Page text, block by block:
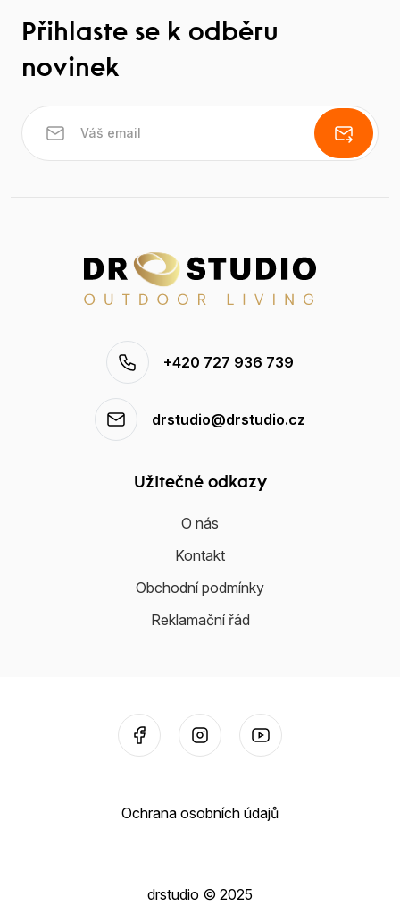
Přihlaste se k odběru
novinek
+420 727 936 739
drstudio@drstudio.cz
Užitečné odkazy
O nás
Kontakt
Obchodní podmínky
Reklamační řád
Ochrana osobních údajů
drstudio © 2025